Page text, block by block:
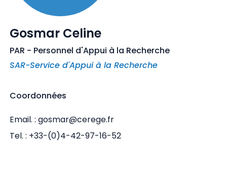
Gosmar Celine
PAR - Personnel d'Appui à la Recherche
SAR-Service d'Appui à la Recherche
Coordonnées
Email. : gosmar@cerege.fr
Tel. : +33-(0)4-42-97-16-52